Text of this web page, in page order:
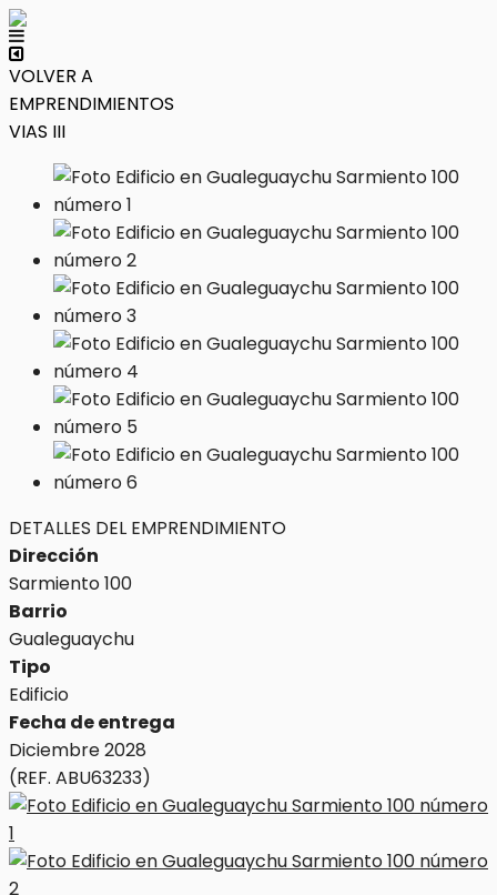
VOLVER A
EMPRENDIMIENTOS
VIAS III
DETALLES DEL EMPRENDIMIENTO
Dirección
Sarmiento 100
Barrio
Gualeguaychu
Tipo
Edificio
Fecha de entrega
Diciembre 2028
(REF. ABU63233)